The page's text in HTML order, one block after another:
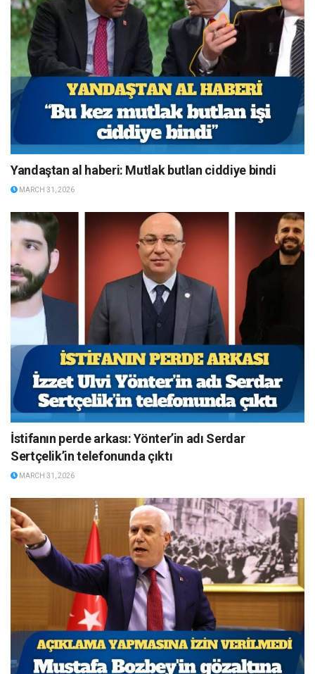
Yandaştan al haberi: Mutlak butlan ciddiye bindi
MARCH 31, 2026
İstifanın perde arkası: Yönter’in adı Serdar
Sertçelik’in telefonunda çıktı
MARCH 31, 2026